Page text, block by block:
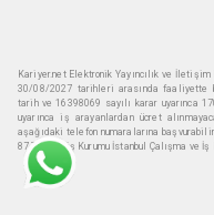
Kariyer.net Elektronik Yayıncılık ve
30/08/2027 tarihleri arasında faaliyette
tarih ve 16398069 sayılı karar uyarınca
uyarınca iş arayanlardan ücret
aşağıdaki telefon numaralarına
87 Türkiye iş Kurumu İstanbul Çalışma ve